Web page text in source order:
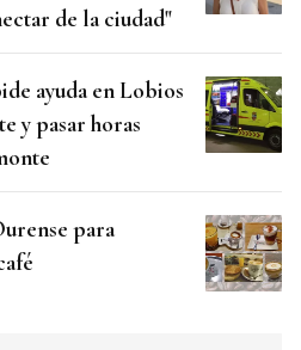
de la ciudad"
ayuda en Lobios
y pasar horas
para